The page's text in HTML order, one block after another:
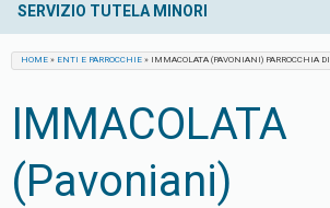
SERVIZIO TUTELA MINORI
HOME » ENTI E PARROCCHIE » IMMACOLATA (PAVONIANI) PARROCCHIA
IMMACOLATA
(Pavoniani)